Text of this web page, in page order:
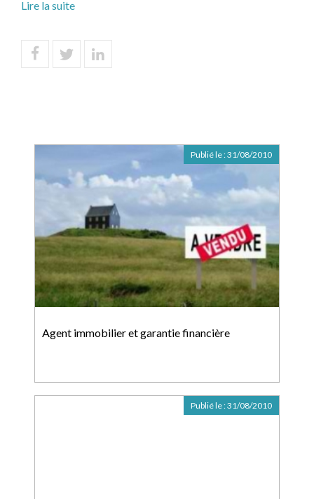
Lire la suite
Agent immobilier et garantie financière
Publié le :31/08/2010
Publié le :31/08/2010